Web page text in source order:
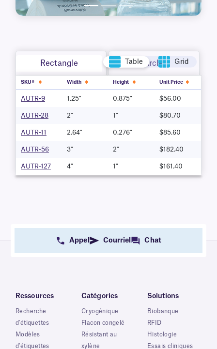
Rectangle Circle
Table Grid
SKU# Width Height Unit Price
AUTR-9 1.25" 0.875" $56.00
AUTR-28 2" 1" $80.70
AUTR-11 2.64" 0.276" $85.60
AUTR-56 3" 2" $182.40
AUTR-127 4" 1" $161.40
Appel Courriel Chat
Ressources
Recherche
d'étiquettes
Modèles
d'étiquettes
Catégories
Cryogénique
Flacon congelé
Résistant au
xylène
Solutions
Biobanque
RFID
Histologie
Essais cliniques